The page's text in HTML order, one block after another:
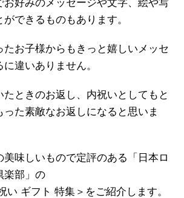
お好みのメッセージや文字、絵や写
できるものもあります。
たお子様からもきっと嬉しいメッセ
違いありません。
たときのお返し、内祝いとしてもと
った素敵なお返しになると思いま
美味しいもので定評のある「日本ロ
楽部」の
い ギフト 特集＞をご紹介します。